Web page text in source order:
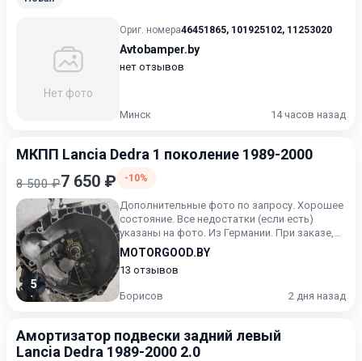
Нет фото
Ориг. номера46451865, 101925102, 11253020
Avtobamper.by
нет отзывов
Минск 14 часов назад
МКПП Lancia Dedra 1 поколение 1989-2000
8 500 ₽7 650 ₽ -10%
5
Дополнительные фото по запросу. Хорошее
состояние. Все недостатки (если есть)
указаны на фото. Из Германии. При заказе,
будьте готовы назват...
MOTORGOOD.BY
13 отзывов
Борисов 2 дня назад
Амортизатор подвески задний левый
Lancia Dedra 1989-2000 2.0